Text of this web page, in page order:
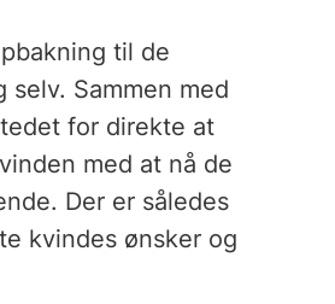
til de
Sammen med
for direkte at
med at nå de
Der er således
kvindes ønsker og